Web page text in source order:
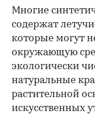
Многие
содержат
которые могут
окружающую
экологически
натуральные
растительной
искусственных